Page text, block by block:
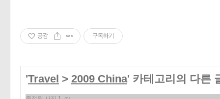
공감 구독하기
'Travel > 2009 China' 카테고리의 다른